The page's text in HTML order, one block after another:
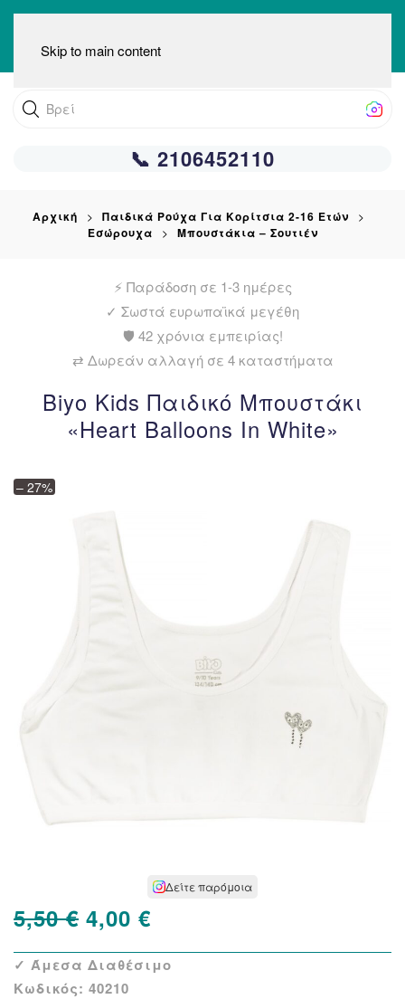
Skip to main content
Βρείτε αυτ
📞 2106452110
Αρχική
Παιδικά Ρούχα Για Κορίτσια 2-16 Ετών
Εσώρουχα
Μπουστάκια – Σουτιέν
⚡ Παράδοση σε 1-3 ημέρες
✓ Σωστά ευρωπαϊκά μεγέθη
🛡️ 42 χρόνια εμπειρίας!
⇄ Δωρεάν αλλαγή σε 4 καταστήματα
Biyo Kids Παιδικό Μπουστάκι
«Heart Balloons In White»
– 27%
Δείτε παρόμοια
5,50€ Original
price
was:
4,00 €
τρέχουσα
τιμή
✓ Άμεσα Διαθέσιμο
Κωδικός: 40210